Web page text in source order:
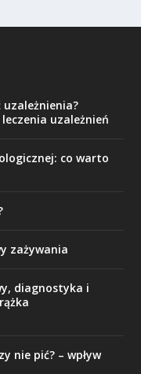
uzależnień
co warto
zażywania
diagnostyka i
nie pić? – wpływ